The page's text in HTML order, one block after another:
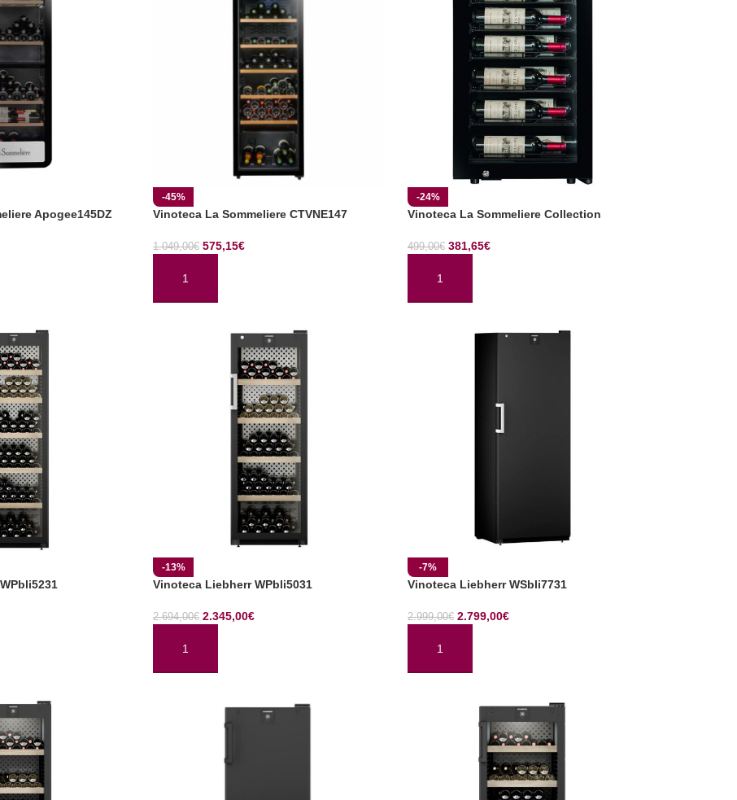
Apogee145DZ
-45%
Vinoteca La Sommeliere CTVNE147
1.049,00€ 575,15€
AÑADIR AL CARRITO
-24%
Vinoteca La Sommeliere Collection
499,00€ 381,65€
AÑADIR AL CARRITO
-13%
Vinoteca Liebherr WPbli5031
2.694,00€ 2.345,00€
AÑADIR AL CARRITO
-7%
Vinoteca Liebherr WSbli7731
2.999,00€ 2.799,00€
AÑADIR AL CARRITO